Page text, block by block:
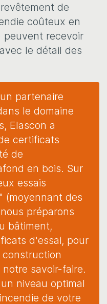
de
coûteux en
peuvent recevoir
le détail des
partenaire
le domaine
Elascon a
certificats
de
en bois. Sur
essais
(moyennant des
préparons
bâtiment,
d'essai, pour
savoir-faire.
niveau optimal
de votre